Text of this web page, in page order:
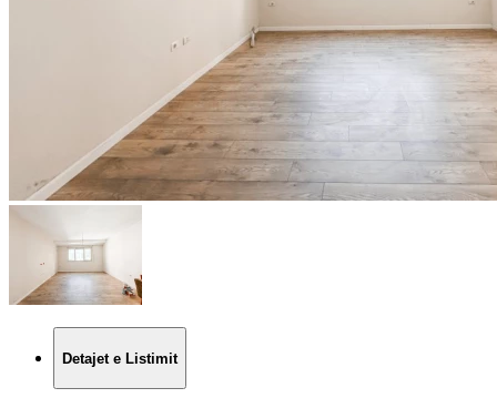
Detajet e Listimit